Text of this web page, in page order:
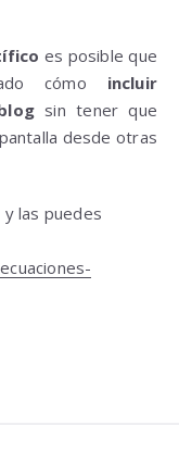
es posible que
cómo incluir
sin tener que
desde otras
las puedes